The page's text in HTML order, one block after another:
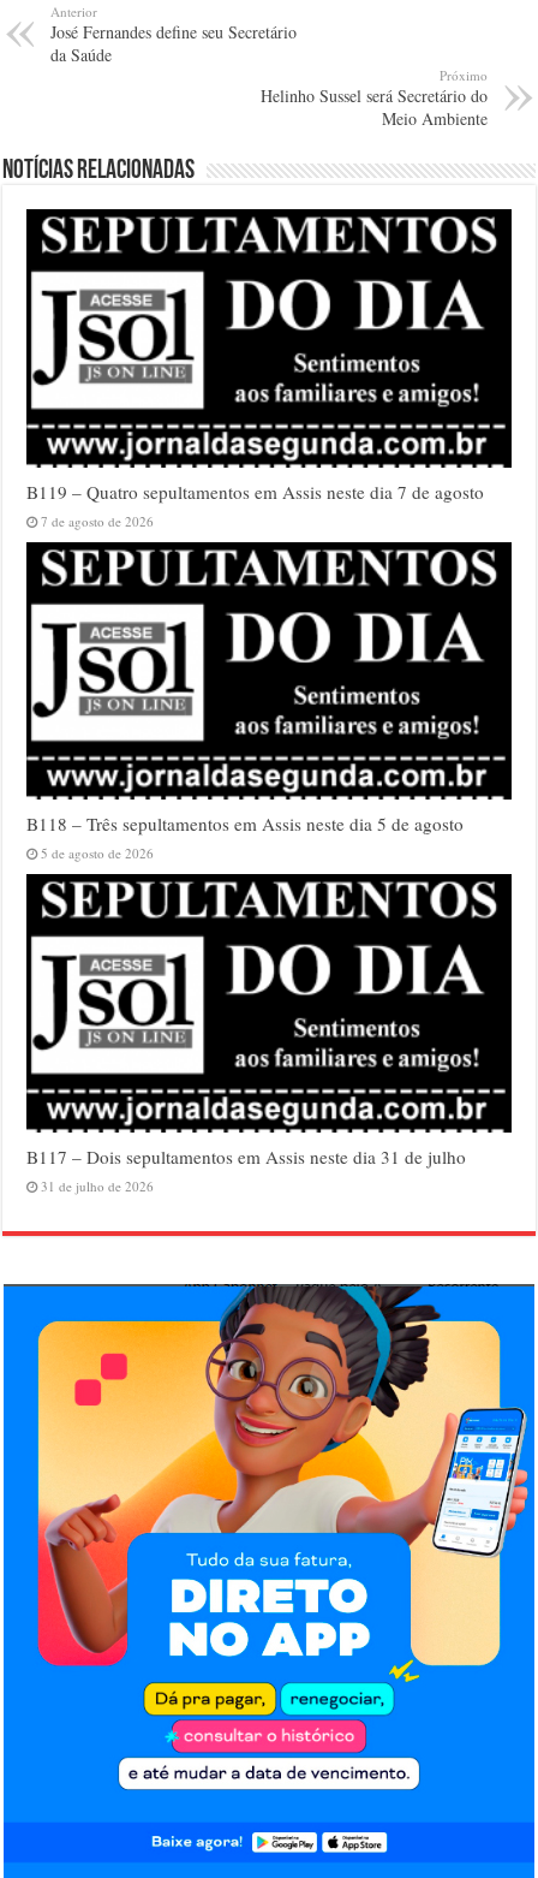
Anterior
José Fernandes define seu Secretário
da Saúde
Próximo
Helinho Sussel será Secretário do
Meio Ambiente
Notícias relacionadas
B119 – Quatro sepultamentos em Assis neste dia 7 de agosto
7 de agosto de 2026
B118 – Três sepultamentos em Assis neste dia 5 de agosto
5 de agosto de 2026
B117 – Dois sepultamentos em Assis neste dia 31 de julho
31 de julho de 2026